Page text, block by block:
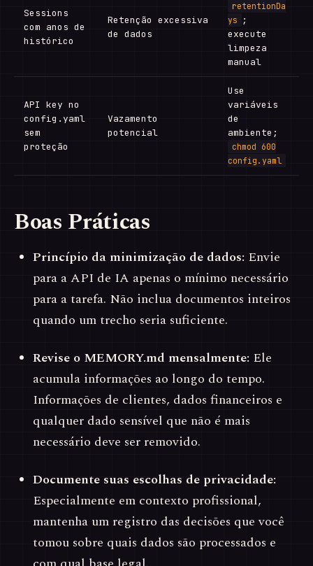
Sessions
com anos de
histórico
Retenção excessiva
de dados
retentionDa
ys
;
execute
limpeza
manual
API key no
config.yaml
sem
proteção
Vazamento
potencial
Use
variáveis
de
ambiente;
chmod 600
config.yaml
Boas Práticas
Princípio da minimização de dados: Envie
para a API de IA apenas o mínimo necessário
para a tarefa. Não inclua documentos inteiros
quando um trecho seria suficiente.
Revise o MEMORY.md mensalmente: Ele
acumula informações ao longo do tempo.
Informações de clientes, dados financeiros e
qualquer dado sensível que não é mais
necessário deve ser removido.
Documente suas escolhas de privacidade:
Especialmente em contexto profissional,
mantenha um registro das decisões que você
tomou sobre quais dados são processados e